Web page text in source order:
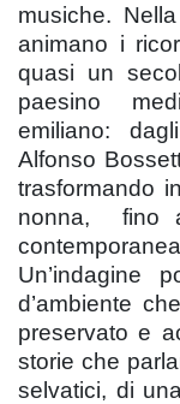
musiche.
animano i
quasi un
paesino
emiliano:
Alfonso
trasformando
nonna, fino
Un’indagine
d’ambiente
preservato e
storie che
selvatici, di